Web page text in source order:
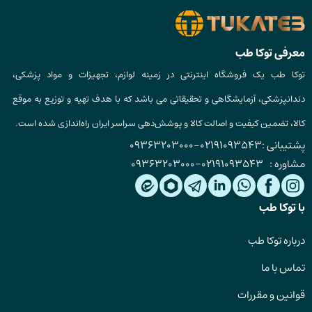
معرفی توکا طب
توکا طب یک فروشگاه اینترنتی در زمینه لوازم، تجهیزات و مواد پزشکی،
دندانپزشکی، آزمایشگاهی و تحقیقاتی می باشد که با هدف تهیه و توزیع به موقع
کالا، تضمین کیفیت و اصالت کالا و پوشش‌دهی سراسر ایران راه‌اندازی شده است.
پشتیبانی :02191093543
-
09363203000
مشاوره : 02191093543
-
09363203000
با توکا طب
درباره توکا طب
تماس با ما
قوانین و مقررات